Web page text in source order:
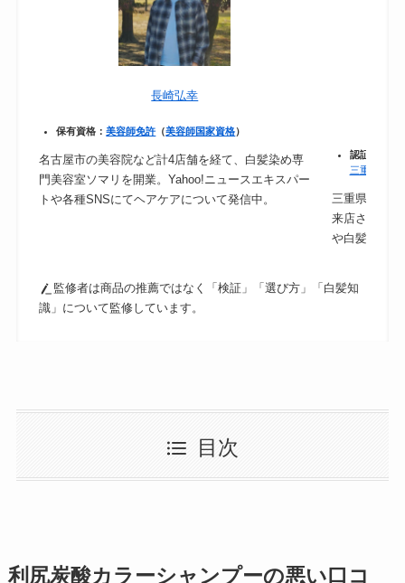
長崎弘幸
保有資格：美容師免許 （美容師国家資格）
名古屋市の美容院など計4店舗を経て、白髪染め専
門美容室ソマリを開業。Yahoo!ニュースエキスパー
トや各種SNSにてヘアケアについて発信中。
認証：
三重県｜食
三重県津市
来店される
や白髪ケア
監修者は商品の推薦ではなく「検証」「選び方」「白髪知
識」について監修しています。
目次
利尻炭酸カラーシャンプーの悪い口コ